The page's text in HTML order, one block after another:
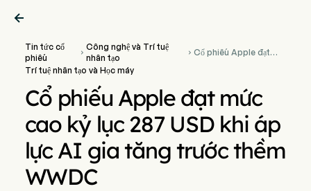

Tin tức cổ
phiếu

Công nghệ và Trí tuệ
nhân tạo
 Cổ phiếu Apple đạt
WWDC
Trí tuệ nhân tạo và Học máy
Cổ phiếu Apple đạt mức
cao kỷ lục 287 USD khi áp
lực AI gia tăng trước thềm
WWDC